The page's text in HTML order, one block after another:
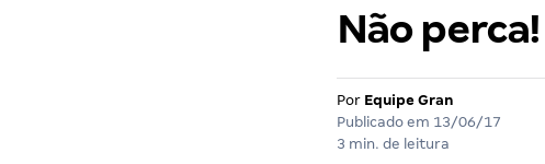
Não perca!
Por Equipe Gran
Publicado em 13/06/17
3 min. de leitura